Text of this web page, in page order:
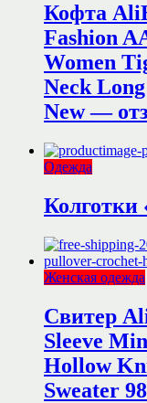
Кофта
Fashion
Women
Neck
New —
Одежда
Женская одежда
Свитер
Sleeve
Hollow
Sweater